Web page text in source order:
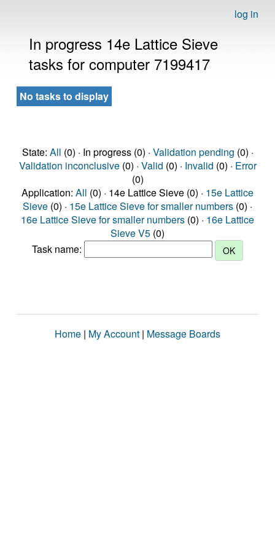
log in
In progress 14e Lattice Sieve
tasks for computer 7199417
No tasks to display
State: All (0) · In progress (0) · Validation pending (0) ·
Validation inconclusive(0) · Valid (0) · Invalid (0) · Error
(0)
Application: All (0) · 14e Lattice Sieve (0) · 15e Lattice
Sieve (0) · 15e Lattice Sieve for smaller numbers (0) ·
16e Lattice Sieve for smaller numbers (0) · 16e Lattice
Sieve V5 (0)
Task name:
Home | My Account | Message Boards